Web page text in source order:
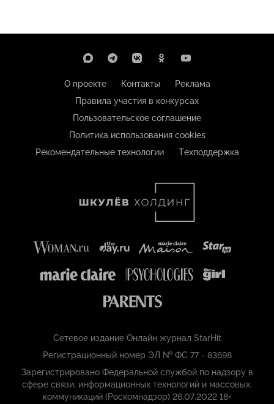
О проекте Контакты
Реклама
Правила участия в конкурсах
Пользовательское соглашение
Политика использования cookies
Рекомендательные технологии
Техподдержка
Сетевое издание Онлайн журнал StarHit
Регистрационный номер ЭЛ № ФС 77 - 83698
Зарегистрировано Федеральной службой по надзору в
сфере связи, информационных технологий и массовых,
коммуникаций (Роскомнадзор) 26.07.2022 18+